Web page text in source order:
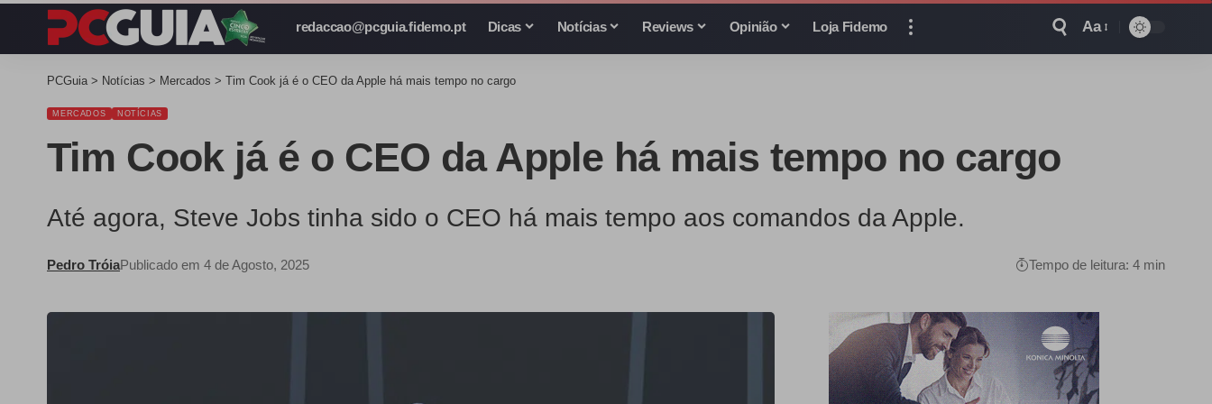
redaccao@pcguia.fidemo.pt Dicas Notícias Reviews Opinião Loja Fidemo Aa
PCGuia > Notícias > Mercados > Tim Cook já é o CEO da Apple há mais tempo no cargo
MERCADOS NOTÍCIAS
Tim Cook já é o CEO da Apple há mais tempo no cargo
Até agora, Steve Jobs tinha sido o CEO há mais tempo aos comandos da Apple.
Pedro TróiaPublicado em 4 de Agosto, 2025 Tempo de leitura: 4 min